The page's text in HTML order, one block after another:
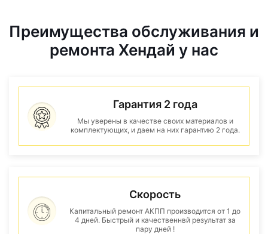
Преимущества обслуживания и
ремонта Хендай у нас
Гарантия 2 года
Мы уверены в качестве своих материалов и
комплектующих, и даем на них гарантию 2 года.
Скорость
Капитальный ремонт АКПП производится от 1 до
4 дней. Быстрый и качественнвй результат за
пару дней !